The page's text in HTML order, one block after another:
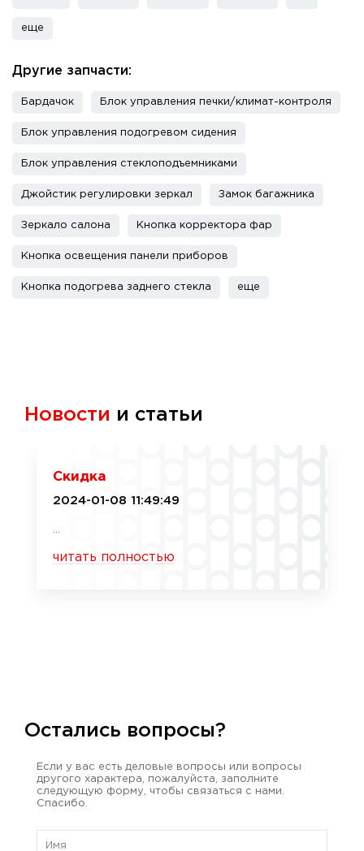
еще
Другие запчасти:
Бардачок Блок управления печки/климат-контроля
Блок управления подогревом сидения
Блок управления стеклоподъемниками
Джойстик регулировки зеркал Замок багажника
Зеркало салона Кнопка корректора фар
Кнопка освещения панели приборов
Кнопка подогрева заднего стекла еще
Новости и статьи
Скидка
2024-01-08 11:49:49
читать полностью
Остались вопросы?
Если у вас есть деловые вопросы или вопросы
другого характера, пожалуйста, заполните
следующую форму, чтобы связаться с нами.
Спасибо.